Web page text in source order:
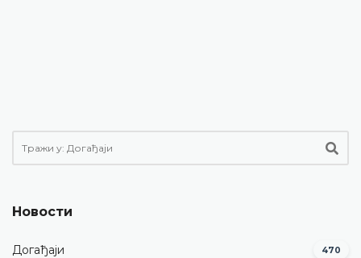
Новости
Догађаји 470